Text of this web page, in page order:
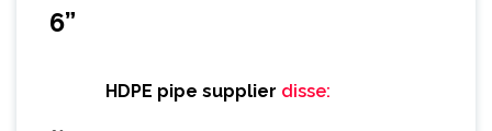
6”
HDPE pipe supplier disse: